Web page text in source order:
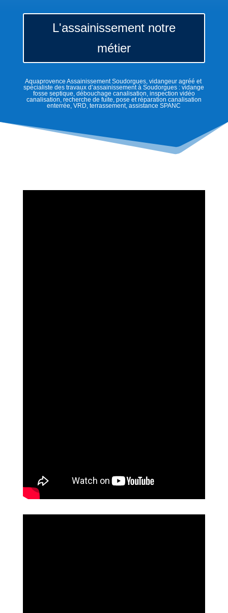
L'assainissement notre
métier
Aquaprovence Assainissement Soudorgues, vidangeur agréé et
spécialiste des travaux d’assainissement à Soudorgues : vidange
fosse septique, débouchage canalisation, inspection vidéo
canalisation, recherche de fuite, pose et réparation canalisation
enterrée, VRD, terrassement, assistance SPANC